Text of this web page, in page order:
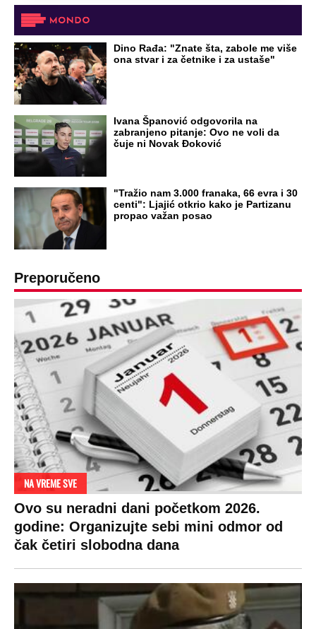
Dino Rađa: "Znate šta, zabole me više
ona stvar i za četnike i za ustaše"
Ivana Španović odgovorila na
zabranjeno pitanje: Ovo ne voli da
čuje ni Novak Đoković
"Tražio nam 3.000 franaka, 66 evra i 30
centi": Ljajić otkrio kako je Partizanu
propao važan posao
Preporučeno
NA VREME SVE
Ovo su neradni dani početkom 2026.
godine: Organizujte sebi mini odmor od
čak četiri slobodna dana